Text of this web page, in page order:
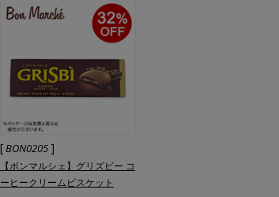
[BON0205 ]
【ボンマルシェ】グリズビー コ
ーヒークリームビスケット